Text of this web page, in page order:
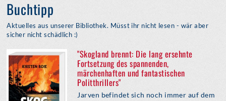
Buchtipp
Aktuelles aus unserer Bibliothek. Müsst ihr nicht lesen - wär aber
sicher nicht schädlich :)
"Skogland brennt: Die lang ersehnte
Fortsetzung des spannenden,
märchenhaften und fantastischen
Politthrillers"
Jarven befindet sich noch immer auf dem